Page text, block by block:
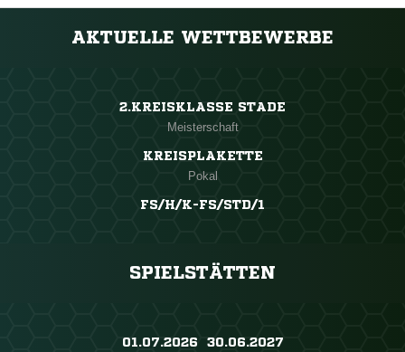
AKTUELLE WETTBEWERBE
2.KREISKLASSE STADE
Meisterschaft
KREISPLAKETTE
Pokal
FS/H/K-FS/STD/1
SPIELSTÄTTEN
01.07.2026 ​ 30.06.2027